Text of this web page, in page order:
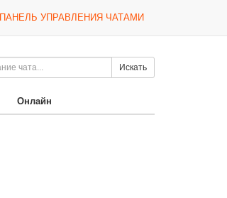
ПАНЕЛЬ УПРАВЛЕНИЯ ЧАТАМИ
Искать
Онлайн